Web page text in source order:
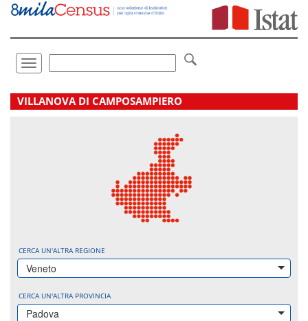
Vai
direttamente
Toggle
navigation
.
VILLANOVA DI CAMPOSAMPIERO
CERCA UN'ALTRA REGIONE
Veneto
CERCA UN'ALTRA PROVINCIA
Padova